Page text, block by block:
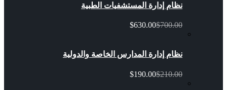
نظام إدارة المستشفيات الطبية
$630.00$700.00
نظام إدارة المدارس الخاصة والدولية
$190.00$210.00